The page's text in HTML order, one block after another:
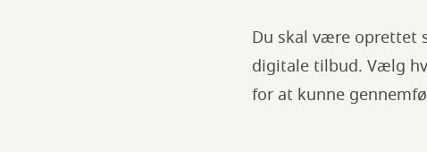
Du skal være oprettet
digitale tilbud. Vælg
for at kunne